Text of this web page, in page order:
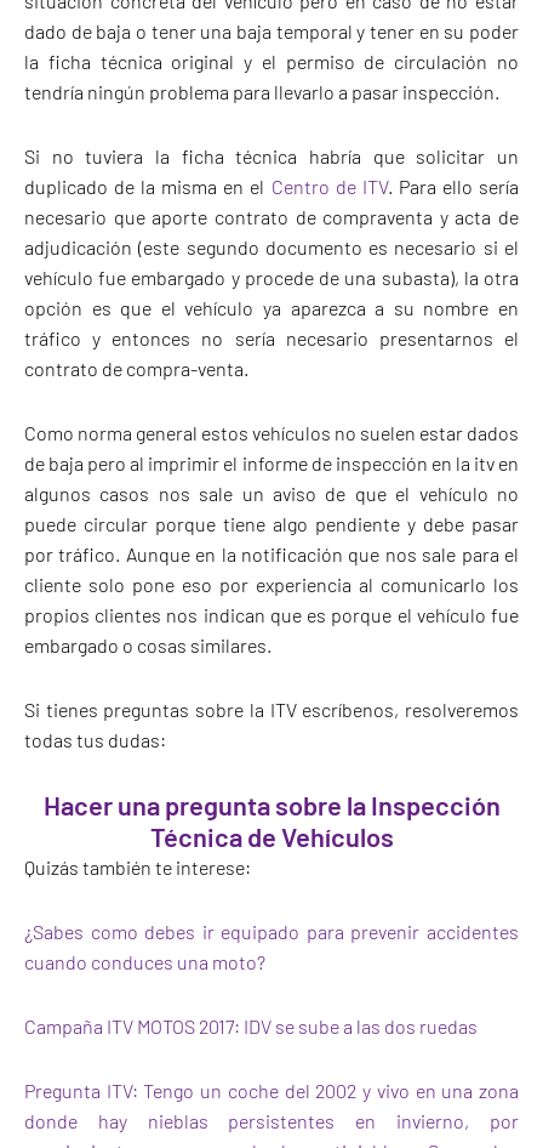
dado de baja o tener una baja temporal y tener en su poder
la ficha técnica original y el permiso de circulación no
tendría ningún problema para llevarlo a pasar inspección.
Si no tuviera la ficha técnica habría que solicitar un
duplicado de la misma en el Centro de ITV. Para ello sería
necesario que aporte contrato de compraventa y acta de
adjudicación (este segundo documento es necesario si el
vehículo fue embargado y procede de una subasta), la otra
opción es que el vehículo ya aparezca a su nombre en
tráfico y entonces no sería necesario presentarnos el
contrato de compra-venta.
Como norma general estos vehículos no suelen estar dados
de baja pero al imprimir el informe de inspección en la itv en
algunos casos nos sale un aviso de que el vehículo no
puede circular porque tiene algo pendiente y debe pasar
por tráfico. Aunque en la notificación que nos sale para el
cliente solo pone eso por experiencia al comunicarlo los
propios clientes nos indican que es porque el vehículo fue
embargado o cosas similares.
Si tienes preguntas sobre la ITV escríbenos, resolveremos
todas tus dudas:
Hacer una pregunta sobre la Inspección
Técnica de Vehículos
Quizás también te interese:
¿Sabes como debes ir equipado para prevenir accidentes
cuando conduces una moto?
Campaña ITV MOTOS 2017: IDV se sube a las dos ruedas
Pregunta ITV: Tengo un coche del 2002 y vivo en una zona
donde hay nieblas persistentes en invierno, por